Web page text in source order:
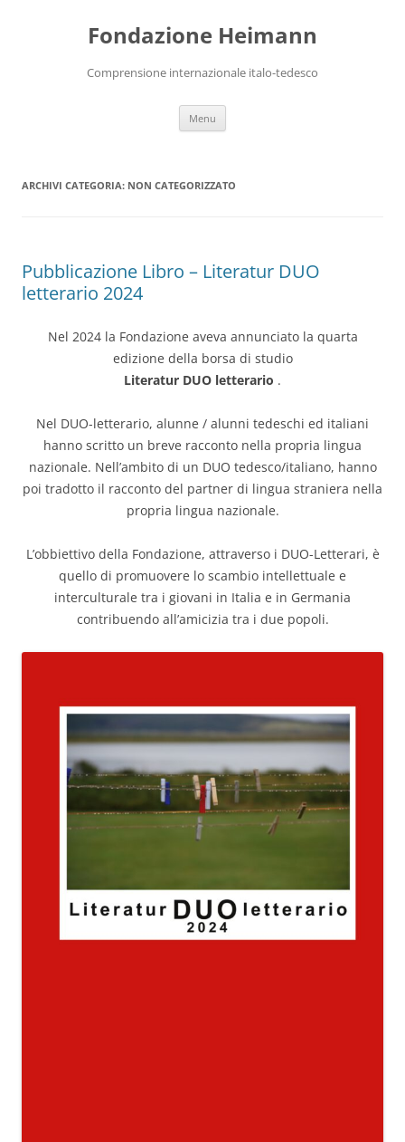
Fondazione Heimann
Comprensione internazionale italo-tedesco
Menu
ARCHIVI CATEGORIA: NON CATEGORIZZATO
Pubblicazione Libro – Literatur DUO
letterario 2024
Nel 2024 la Fondazione aveva annunciato la quarta
edizione della borsa di studio
Literatur DUO letterario .
Nel DUO-letterario, alunne / alunni tedeschi ed italiani
hanno scritto un breve racconto nella propria lingua
nazionale. Nell’ambito di un DUO tedesco/italiano, hanno
poi tradotto il racconto del partner di lingua straniera nella
propria lingua nazionale.
L’obbiettivo della Fondazione, attraverso i DUO-Letterari, è
quello di promuovere lo scambio intellettuale e
interculturale tra i giovani in Italia e in Germania
contribuendo all’amicizia tra i due popoli.